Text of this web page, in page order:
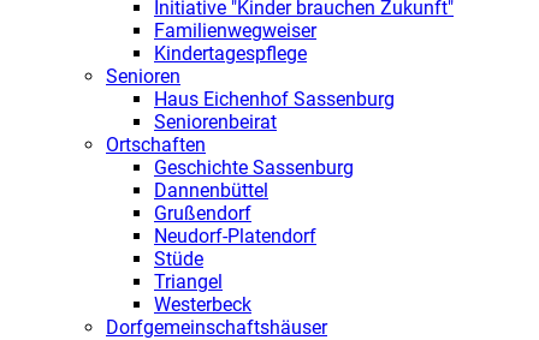
Initiative "Kinder brauchen Zukunft"
Familienwegweiser
Kindertagespflege
Senioren
Haus Eichenhof Sassenburg
Seniorenbeirat
Ortschaften
Geschichte Sassenburg
Dannenbüttel
Grußendorf
Neudorf-Platendorf
Stüde
Triangel
Westerbeck
Dorfgemeinschaftshäuser